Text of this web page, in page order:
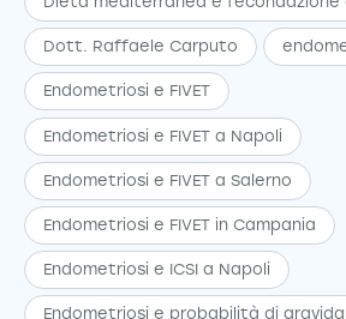
Dott. Raffaele Carputo
Endometriosi e FIVET
Endometriosi e FIVET a Napoli
Endometriosi e FIVET a Salerno
Endometriosi e FIVET in Campania
Endometriosi e ICSI a Napoli
Endometriosi e probabilità di